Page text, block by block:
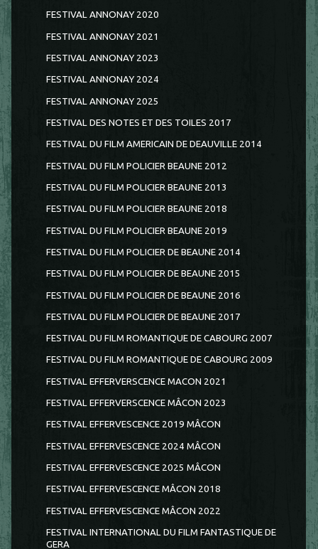
FESTIVAL ANNONAY 2020
FESTIVAL ANNONAY 2021
FESTIVAL ANNONAY 2023
FESTIVAL ANNONAY 2024
FESTIVAL ANNONAY 2025
FESTIVAL DES NOTES ET DES TOILES 2017
FESTIVAL DU FILM AMERICAIN DE DEAUVILLE 2014
FESTIVAL DU FILM POLICIER BEAUNE 2012
FESTIVAL DU FILM POLICIER BEAUNE 2013
FESTIVAL DU FILM POLICIER BEAUNE 2018
FESTIVAL DU FILM POLICIER BEAUNE 2019
FESTIVAL DU FILM POLICIER DE BEAUNE 2014
FESTIVAL DU FILM POLICIER DE BEAUNE 2015
FESTIVAL DU FILM POLICIER DE BEAUNE 2016
FESTIVAL DU FILM POLICIER DE BEAUNE 2017
FESTIVAL DU FILM ROMANTIQUE DE CABOURG 2007
FESTIVAL DU FILM ROMANTIQUE DE CABOURG 2009
FESTIVAL EFFERVERSCENCE MACON 2021
FESTIVAL EFFERVERSCENCE MÂCON 2023
FESTIVAL EFFERVESCENCE 2019 MÂCON
FESTIVAL EFFERVESCENCE 2024 MÂCON
FESTIVAL EFFERVESCENCE 2025 MÂCON
FESTIVAL EFFERVESCENCE MÂCON 2018
FESTIVAL EFFERVESCENCE MÂCON 2022
FESTIVAL INTERNATIONAL DU FILM FANTASTIQUE DE
GERA